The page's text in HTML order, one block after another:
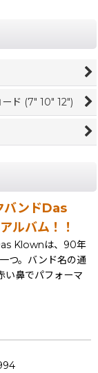
ド (7" 10" 12")
バンドDas
ルバム！！
Klownは、90年
つ。バンド名の通
い鼻でパフォーマ